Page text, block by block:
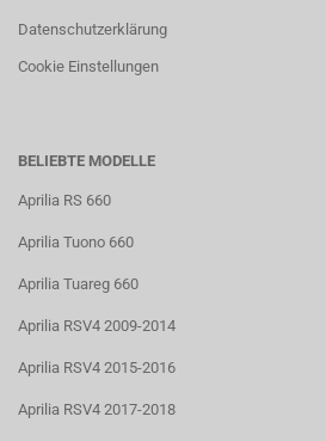
Datenschutzerklärung
Cookie Einstellungen
BELIEBTE MODELLE
Aprilia RS 660
Aprilia Tuono 660
Aprilia Tuareg 660
Aprilia RSV4 2009-2014
Aprilia RSV4 2015-2016
Aprilia RSV4 2017-2018